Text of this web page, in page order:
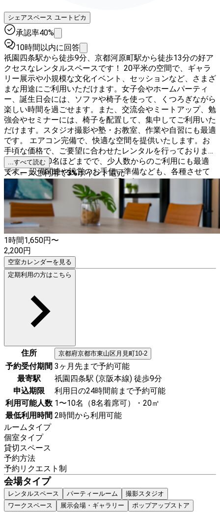
シェアスペース ユートピカ
承認率40%
10時間以内に回答
祇園四条駅から徒歩9分、京都河原町駅から徒歩13分の好ア
クセスなレンタルスペースです！ 20平米の空間で、ギャラ
リー展示や小規模な文化イベント、セッションなど、さまざ
まな用途にご利用いただけます。女子会やホームパーティ
ー、誕生日会には、ソファや椅子を使って、くつろぎながら
楽しい時間を過ごせます。また、交流会やミートアップ、勉
強会やセミナーには、椅子を配置して、集中してご利用いた
だけます。スタジオ撮影や塾・お教室、作業や自習にも最適
です。 エアコン完備で、快適な空間を提供いたします。お
手頃な価格で、ご要望に合わせたレンタルを行っておりま
す。定員は10名ほどまでで、少人数からのご利用にも最適
です。 設備関連や設営のお手伝い準備なども、各種させて
いただけますので、お気軽にお問い合わせください！
...すべて読む
スペースご利用で3%ポイント還元
1時間1,650円〜
2,200円
空室カレンダーを見る
定期利用の方はこちら
住所 京都府京都市東山区月見町10-2
予約受付期間 3ヶ月先まで予約可能
最寄駅
祇園四条駅 (京阪本線) 徒歩9分
申込期限
利用日の24時間前まで予約可能
利用可能人数 1〜10名（8名着席可）・20㎡
最低利用時間 2時間から利用可能
ルームタイプ
個室タイプ
貸切スペース
予約方法
予約リクエスト制
会場タイプ
レンタルスペース パーティールーム
撮影スタジオ
ワークスペース
展示会場・ギャラリー ポップアップストア